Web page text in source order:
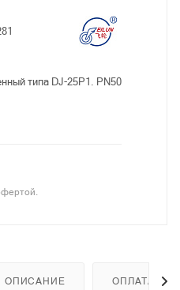
типа DJ-25P1. PN50
ОПИСАНИЕ ОПЛАТА